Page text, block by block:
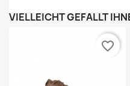
VIELLEICHT GEFÄLLT
favorite_border